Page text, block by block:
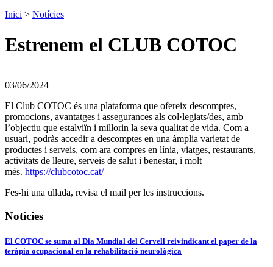
Inici > Notícies
Estrenem el CLUB COTOC
03/06/2024
El Club COTOC és una plataforma que ofereix descomptes,
promocions, avantatges i assegurances als col·legiats/des, amb
l’objectiu que estalviïn i millorin la seva qualitat de vida. Com a
usuari, podràs accedir a descomptes en una àmplia varietat de
productes i serveis, com ara compres en línia, viatges, restaurants,
activitats de lleure, serveis de salut i benestar, i molt
més. https://clubcotoc.cat/
Fes-hi una ullada, revisa el mail per les instruccions.
Notícies
El COTOC se suma al Dia Mundial del Cervell reivindicant el paper de la
teràpia ocupacional en la rehabilitació neurològica